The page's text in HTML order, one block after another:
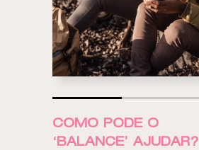
COMO PODE O
‘BALANCE’ AJUDAR?